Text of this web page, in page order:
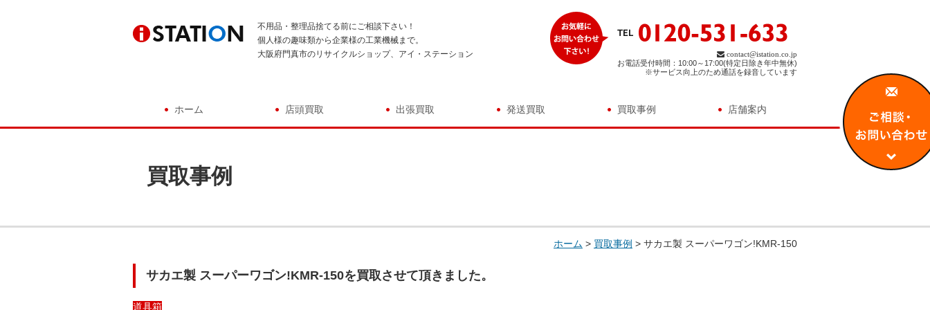
不用品・整理品捨てる前にご相談下さい！
個人様の趣味類から企業様の工業機械まで。
大阪府門真市のリサイクルショップ、アイ・ステーション
contact@istation.co.jp
お電話受付時間：10:00～17:00(特定日除き年中無休)
※サービス向上のため通話を録音しています
ホーム 店頭買取 出張買取 発送買取 買取事例 店舗案内
買取事例
ホーム > 買取事例 > サカエ製 スーパーワゴン!KMR-150
サカエ製 スーパーワゴン!KMR-150を買取させて頂きました。
道具箱